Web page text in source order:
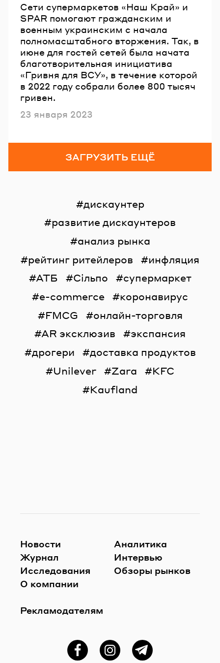
Сети супермаркетов «Наш Край» и
SPAR помогают гражданским и
военным украинским с начала
полномасштабного вторжения. Так, в
июне для гостей сетей была начата
благотворительная инициатива
«Гривня для ВСУ», в течение которой
в 2022 году собрали более 800 тысяч
гривен.
Опубликовано
23 января 2023
ЗАГРУЗИТЬ ЕЩЁ
дискаунтер
развитие дискаунтеров
анализ рынка
рейтинг ритейлеров
инфляция
АТБ
Сільпо
супермаркет
e-commerce
коронавирус
FMCG
онлайн-торговля
AR эксклюзив
экспансия
дрогери
доставка продуктов
Unilever
Zara
KFC
Kaufland
Новости
Журнал
Исследования
О компании
Рекламодателям
Аналитика
Интервью
Обзоры рынков
ФейсбукInstagramTelegram